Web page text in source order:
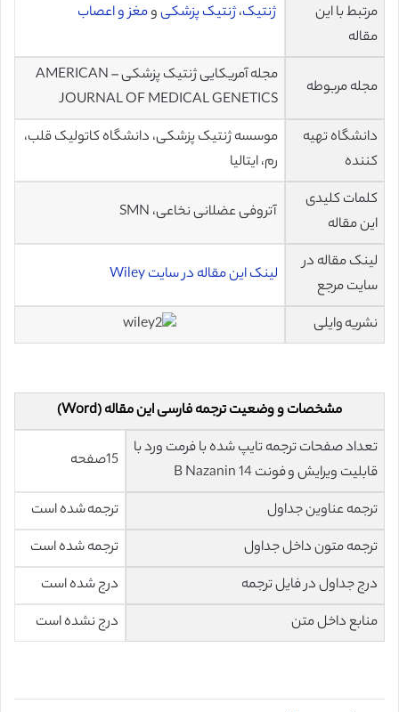
مرتبط با این
مقاله
ژنتیک،ژنتیک پزشکیومغز و اعصاب
مجله مربوطه
مجله آمریکایی ژنتیک پزشکی – AMERICAN
JOURNAL OF MEDICAL GENETICS
دانشگاه تهیه
کننده
موسسه ژنتیک پزشکی، دانشگاه کاتولیک قلب،
رم، ایتالیا
کلمات کلیدی
این مقاله
آتروفی عضلانی نخاعی، SMN
لینک مقاله در
سایت مرجع
لینک این مقاله در سایت Wiley
نشریه وایلی
مشخصات و وضعیت ترجمه فارسی این مقاله (Word)
تعداد صفحات ترجمه تایپ شده با فرمت ورد با
قابلیت ویرایش و فونت 14 B Nazanin
15صفحه
ترجمه عناوین جداول
ترجمه شده است
ترجمه متون داخل جداول
ترجمه شده است
درج جداول در فایل ترجمه
درج شده است
منابع داخل متن
درج نشده است